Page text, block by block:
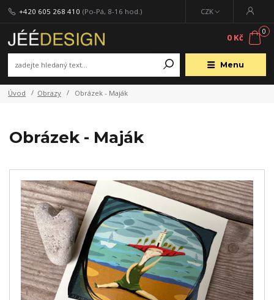
Menu
CZK
+420 605 268 410 (Po-Pá, 8-16 hod.)
0
0 Kč
Úvod Obrazy Obrázek - Maják
Obrázek - Maják